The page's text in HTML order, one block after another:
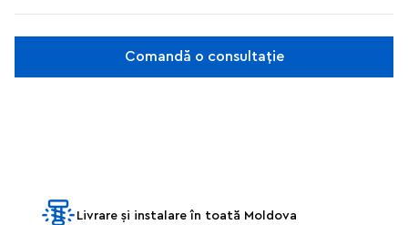
Comandă o consultație
Livrare și instalare în toată Moldova